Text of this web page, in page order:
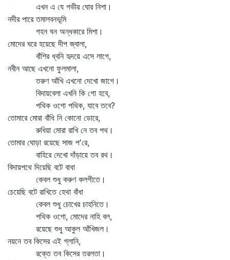
এখন এ যে গভীর ঘোর নিশা।
নদীর পারে তমালবনভূমি
গহন ঘন অন্ধকারে মিশা।
মোদের ঘরে হয়েছে দীপ জ্বালা,
বাঁশির ধ্বনি হৃদয়ে এসে লাগে,
নবীন আছে এখনো ফুলমালা,
তরুণ আঁখি এখনো দেখো জাগে।
বিদায়বেলা এখনি কি গো হবে,
পথিক ওগো পথিক, যাবে তবে?
তোমারে মোরা বাঁধি নি কোনো ডোরে,
রুধিয়া মোরা রাখি নে তব পথ।
তোমার ঘোড়া রয়েছে সাজ প'রে,
বাহিরে দেখো দাঁড়ায়ে তব রথ।
বিদায়পথে দিয়েছি বটে বাধা
কেবল শুধু করুণ কলগীতে।
চেয়েছি বটে রাখিতে হেথা বাঁধা
কেবল শুধু চোখের চাহনিতে।
পথিক ওগো, মোদের নাহি বল,
রয়েছে শুধু আকুল আঁখিজল।
নয়নে তব কিসের এই গ্লানি,
রক্তে তব কিসের তরলতা।